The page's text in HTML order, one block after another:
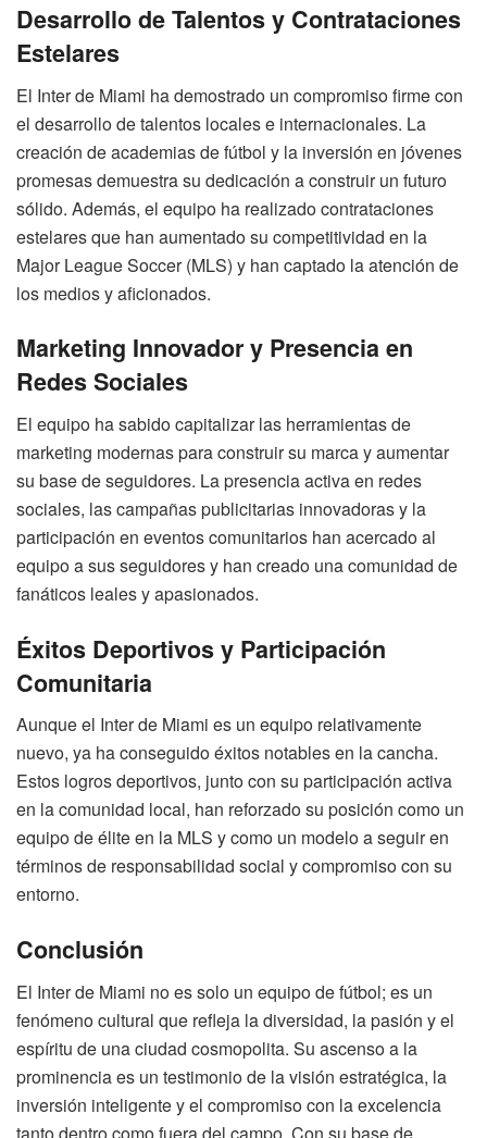
Desarrollo de Talentos y Contrataciones
Estelares
El Inter de Miami ha demostrado un compromiso firme con
el desarrollo de talentos locales e internacionales. La
creación de academias de fútbol y la inversión en jóvenes
promesas demuestra su dedicación a construir un futuro
sólido. Además, el equipo ha realizado contrataciones
estelares que han aumentado su competitividad en la
Major League Soccer (MLS) y han captado la atención de
los medios y aficionados.
Marketing Innovador y Presencia en
Redes Sociales
El equipo ha sabido capitalizar las herramientas de
marketing modernas para construir su marca y aumentar
su base de seguidores. La presencia activa en redes
sociales, las campañas publicitarias innovadoras y la
participación en eventos comunitarios han acercado al
equipo a sus seguidores y han creado una comunidad de
fanáticos leales y apasionados.
Éxitos Deportivos y Participación
Comunitaria
Aunque el Inter de Miami es un equipo relativamente
nuevo, ya ha conseguido éxitos notables en la cancha.
Estos logros deportivos, junto con su participación activa
en la comunidad local, han reforzado su posición como un
equipo de élite en la MLS y como un modelo a seguir en
términos de responsabilidad social y compromiso con su
entorno.
Conclusión
El Inter de Miami no es solo un equipo de fútbol; es un
fenómeno cultural que refleja la diversidad, la pasión y el
espíritu de una ciudad cosmopolita. Su ascenso a la
prominencia es un testimonio de la visión estratégica, la
inversión inteligente y el compromiso con la excelencia
tanto dentro como fuera del campo. Con su base de